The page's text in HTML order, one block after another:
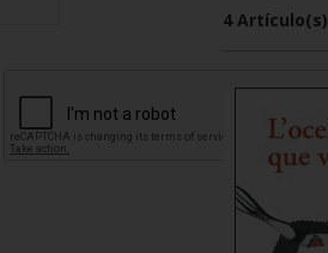
4 Artículo(s)